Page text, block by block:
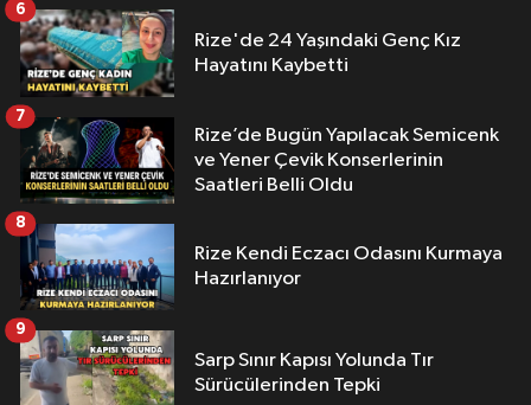
Rize'de 24 Yaşındaki Genç Kız
Hayatını Kaybetti
6
Rize’de Bugün Yapılacak Semicenk
ve Yener Çevik Konserlerinin
Saatleri Belli Oldu
7
Rize Kendi Eczacı Odasını Kurmaya
Hazırlanıyor
8
Sarp Sınır Kapısı Yolunda Tır
Sürücülerinden Tepki
9